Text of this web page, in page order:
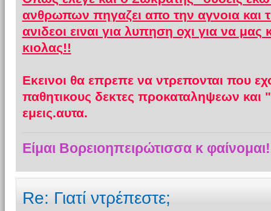
ανθρωπων πηγαζει απο την αγνοια και
ανιδεοι ειναι για λυπηση οχι για να
κιολας!!
Εκεινοι θα επρεπε να ντρεπονται που
παθητικους δεκτες προκαταληψεων και
εμεις.αυτα.
Είμαι Βορειοηπειρώτισσα κ
Re: Γιατί ντρέπεστε;